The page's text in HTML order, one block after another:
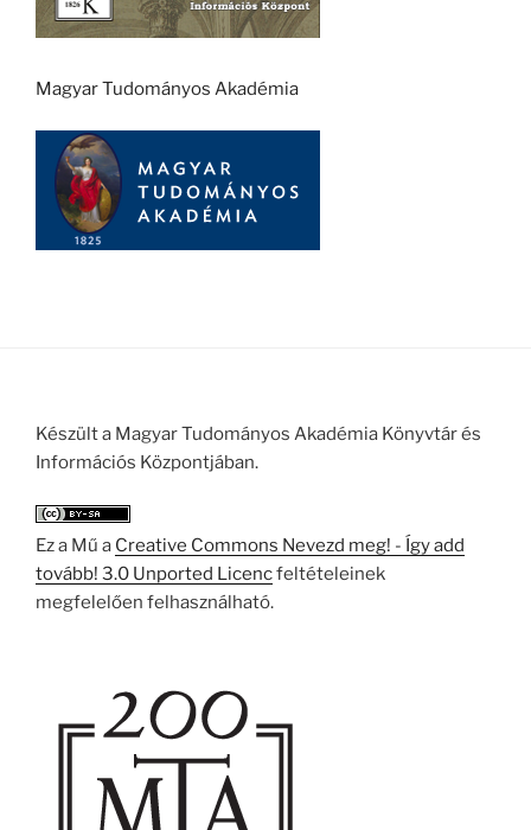
Magyar Tudományos Akadémia
Készült a Magyar Tudományos Akadémia Könyvtár és
Információs Központjában.
Ez a Mű a Creative Commons Nevezd meg! - Így add
tovább! 3.0 Unported Licencfeltételeinek
megfelelően felhasználható.